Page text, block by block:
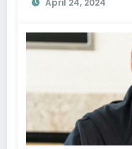
April 24, 2024